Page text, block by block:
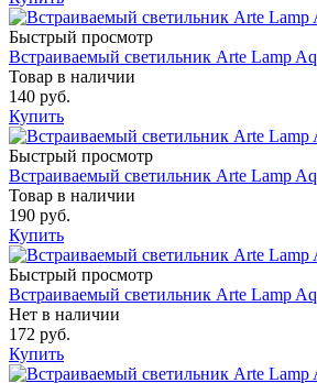
Быстрый просмотр
Встраиваемый светильник Arte Lamp
Товар в наличии
140 руб.
Купить
Быстрый просмотр
Встраиваемый светильник Arte Lamp
Товар в наличии
190 руб.
Купить
Быстрый просмотр
Встраиваемый светильник Arte Lamp
Нет в наличии
172 руб.
Купить